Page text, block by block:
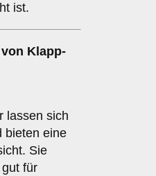
ist.
Klapp-
lassen sich
bieten eine
Sie
für